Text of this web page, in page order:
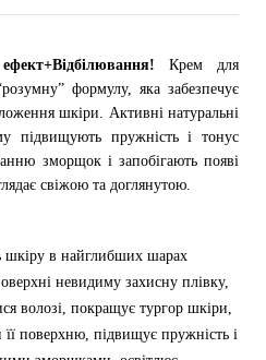
Крем для
формулу, яка забезпечує
шкіри. Активні натуральні
підвищують пружність і тонус
зморщок і запобігають появі
свіжою та доглянутою.
шкіру в найглибших шарах
невидиму захисну плівку,
волозі, покращує тургор шкіри,
поверхню, підвищує пружність і